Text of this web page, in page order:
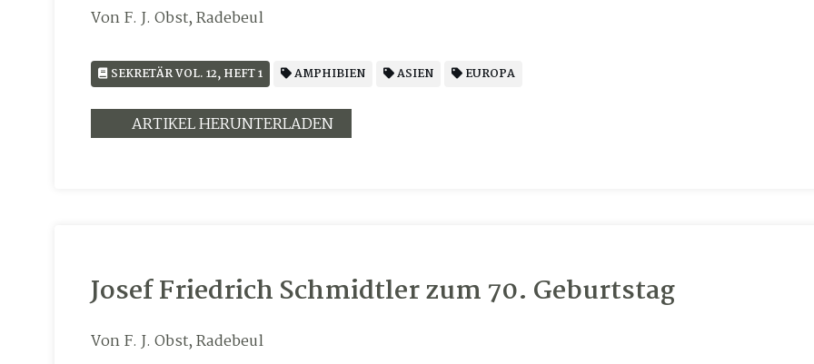
Von F. J. Obst, Radebeul
SEKRETÄR VOL. 12, HEFT 1 AMPHIBIEN ASIEN EUROPA
ARTIKEL HERUNTERLADEN
Josef Friedrich Schmidtler zum 70. Geburtstag
Von F. J. Obst, Radebeul